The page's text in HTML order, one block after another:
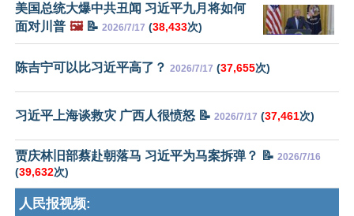
美国总统大爆中共丑闻 习近平九月将如何
面对川普 🖼️📝 2026/7/17 (38,433次)
陈吉宁可以比习近平高了？ 2026/7/17 (37,655次)
习近平上海谈救灾 广西人很愤怒 📝 2026/7/17 (37,461次)
贾庆林旧部蔡赴朝落马 习近平为马案拆弹？ 📝 2026/7/16
(39,632次)
人民报视频: